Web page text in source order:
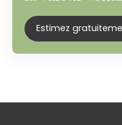
Estimez